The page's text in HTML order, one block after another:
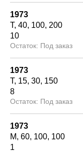
1973
Т 40 100 200
10
Под заказ
1973
Т 15 30 150
8
Под заказ
1973
М 60 100 100
1